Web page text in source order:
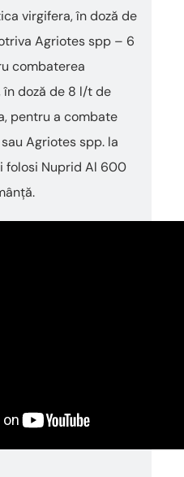
virgifera, în doză de
Agriotes spp – 6
combaterea
doză de 8 l/t de
pentru a combate
Agriotes spp. la
folosi Nuprid Al 600